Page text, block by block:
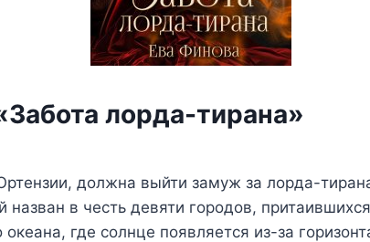
лорда-тирана»
должна выйти замуж за лорда-
назван в честь девяти городов,
где солнце появляется из-за